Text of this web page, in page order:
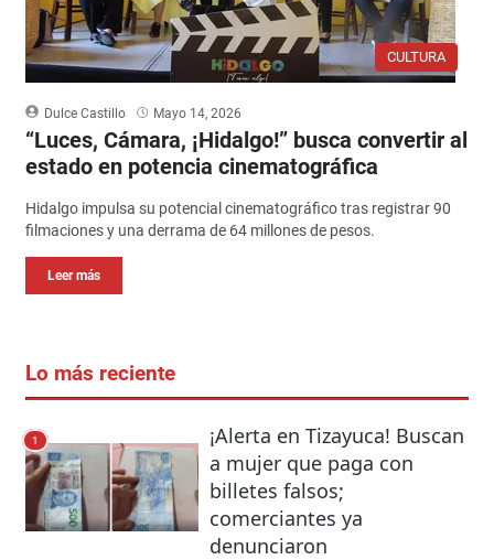
CULTURA
Dulce Castillo Mayo 14, 2026
“Luces, Cámara, ¡Hidalgo!” busca convertir al
estado en potencia cinematográfica
Hidalgo impulsa su potencial cinematográfico tras registrar 90
filmaciones y una derrama de 64 millones de pesos.
Leer más
Lo más reciente
1
¡Alerta en Tizayuca! Buscan
a mujer que paga con
billetes falsos;
comerciantes ya
denunciaron